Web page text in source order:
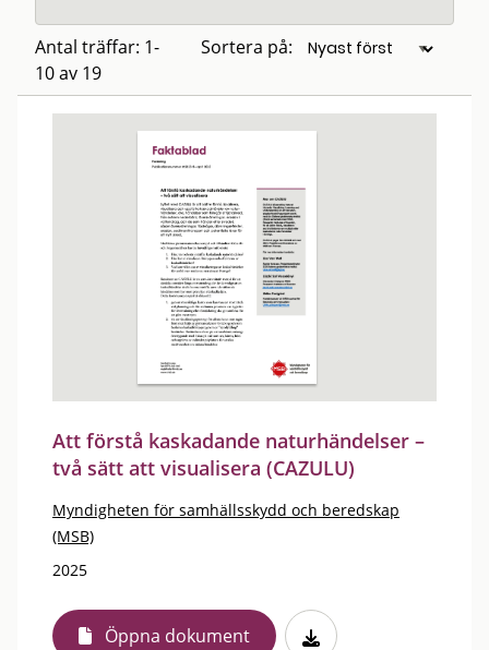
Antal träffar: 1-
10 av 19
Sortera på:
Att förstå kaskadande naturhändelser –
två sätt att visualisera (CAZULU)
Myndigheten för samhällsskydd och beredskap
(MSB)
2025
Öppna dokument